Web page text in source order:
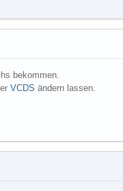
bekommen.
VCDS ändern lassen.